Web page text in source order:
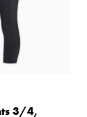
3/4,